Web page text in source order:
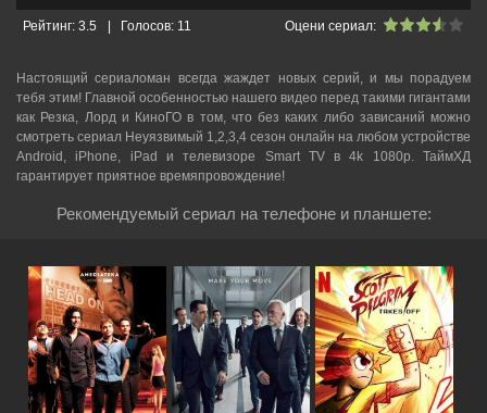
Оцени сериал:
Рейтинг: 3.5 Голосов: 11
Настоящий сериаломан всегда жаждет новых серий, и мы порадуем
тебя этим! Главной особенностью нашего видео перед такими гигантами
как Резка, Лорд и КиноГО в том, что без каких либо зависаний можно
смотреть cериал Неуязвимый 1,2,3,4 сезон онлайн на любом устройстве
Android, iPhone, iPad и телевизоре Smart TV в 4k 1080p. ТаймХД
гарантирует приятное времяпровождение!
Рекомендуемый сериал на телефоне и планшете: